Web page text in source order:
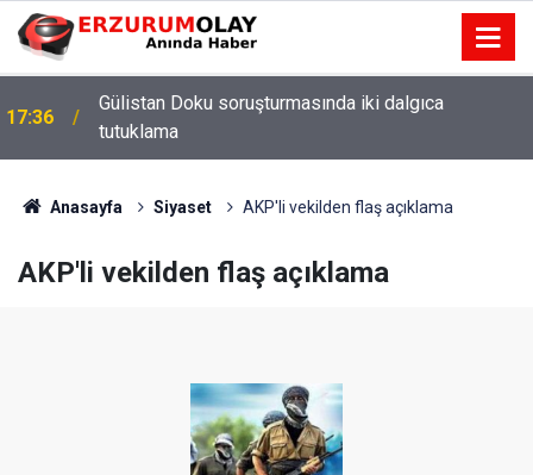
17:36
Gülistan Doku soruşturmasında iki dalgıca
tutuklama
Anasayfa Siyaset AKP'li vekilden flaş açıklama
AKP'li vekilden flaş açıklama